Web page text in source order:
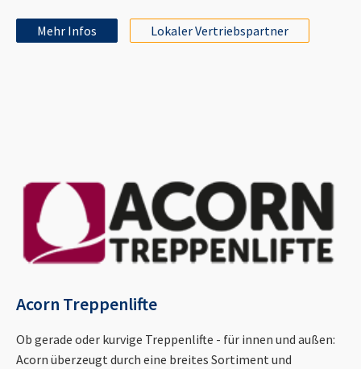
Mehr Infos Lokaler Vertriebspartner
Acorn Treppenlifte
Ob gerade oder kurvige Treppenlifte - für innen und außen:
Acorn überzeugt durch eine breites Sortiment und